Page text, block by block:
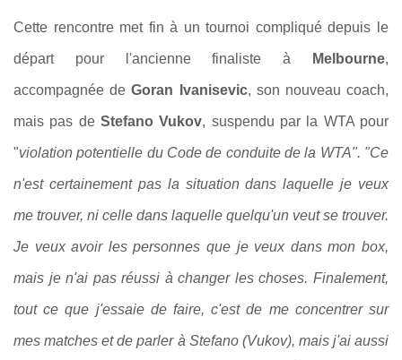
Cette rencontre met fin à un tournoi compliqué depuis le
départ pour l'ancienne finaliste à Melbourne,
accompagnée deGoran Ivanisevic, son nouveau coach,
mais pas de Stefano Vukov, suspendu par la WTA pour
"violation potentielle du Code de conduite de la WTA". "Ce
n'est certainement pas la situation dans laquelle je veux
me trouver, ni celle dans laquelle quelqu'un veut se trouver.
Je veux avoir les personnes que je veux dans mon box,
mais je n'ai pas réussi à changer les choses. Finalement,
tout ce que j'essaie de faire, c'est de me concentrer sur
mes matches et de parler à Stefano (Vukov), mais j'ai aussi